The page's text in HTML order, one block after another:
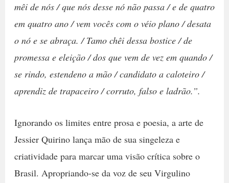
mêi de nós / que nós desse nó não passa / e de quatro
em quatro ano / vem vocês com o véio plano / desata
o nó e se abraça. / Tamo chêi dessa bostice / de
promessa e eleição / dos que vem de vez em quando /
se rindo, estendeno a mão / candidato a caloteiro /
aprendiz de trapaceiro / corruto, falso e ladrão.”.
Ignorando os limites entre prosa e poesia, a arte de
Jessier Quirino lança mão de sua singeleza e
criatividade para marcar uma visão crítica sobre o
Brasil. Apropriando-se da voz de seu Virgulino